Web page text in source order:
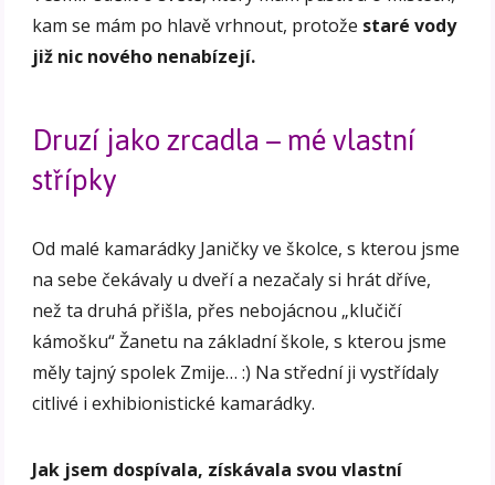
kam se mám po hlavě vrhnout, protože staré vody
již nic nového nenabízejí.
Druzí jako zrcadla – mé vlastní
střípky
Od malé kamarádky Janičky ve školce, s kterou jsme
na sebe čekávaly u dveří a nezačaly si hrát dříve,
než ta druhá přišla, přes nebojácnou „klučičí
kámošku“ Žanetu na základní škole, s kterou jsme
měly tajný spolek Zmije… :) Na střední ji vystřídaly
citlivé i exhibionistické kamarádky.
Jak jsem dospívala, získávala svou vlastní